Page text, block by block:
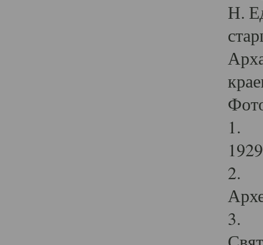
Н.
1.
2.
3.